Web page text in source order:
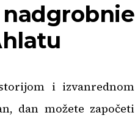
i izvanrednom
dan možete započeti